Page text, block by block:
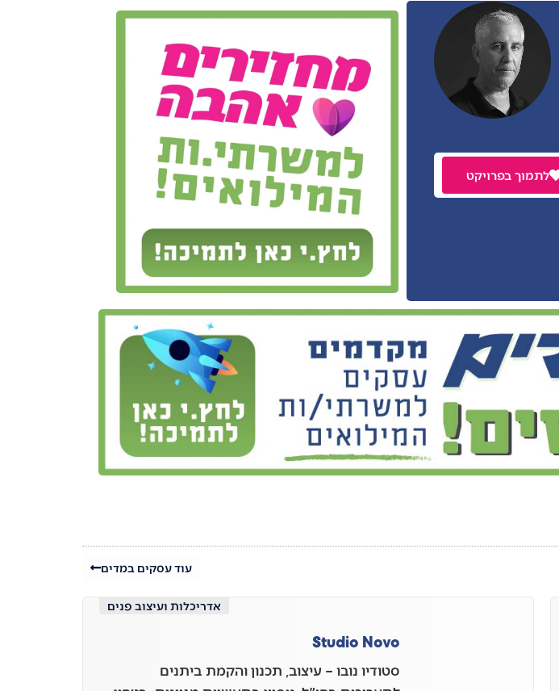
לתמוך בפרויקט
עוד עסקים במדים
אדריכלות ועיצוב פנים
Studio Novo
סטודיו נובו – עיצוב, תכנון והקמת ביתנים